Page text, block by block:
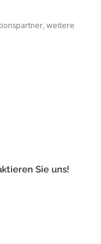
weitere
Sie uns!